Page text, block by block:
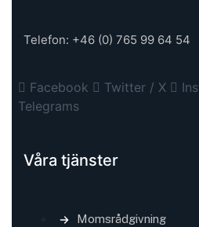
Telefon: +46 (0) 765 99 64 54
Facebook Twitter / X
Telegrams
Våra tjänster
Momsrådgivning